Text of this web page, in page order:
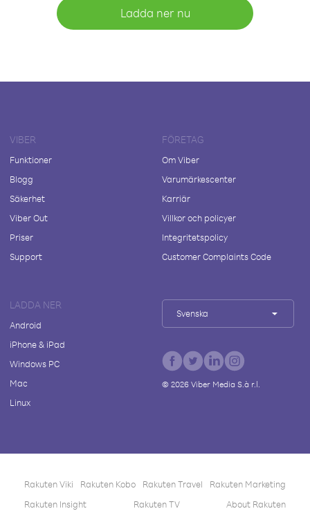
Ladda ner nu
VIBER
Funktioner
Blogg
Säkerhet
Viber Out
Priser
Support
FÖRETAG
Om Viber
Varumärkescenter
Karriär
Villkor och policyer
Integritetspolicy
Customer Complaints Code
LADDA NER
Android
iPhone & iPad
Windows PC
Mac
Linux
Svenska
© 2026Viber Media S.à r.l.
Rakuten Viki Rakuten Kobo Rakuten Travel
Rakuten Marketing
Rakuten Insight
Rakuten TV About Rakuten